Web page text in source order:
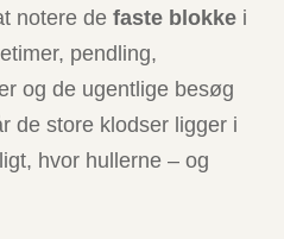
notere de faste blokke i
pendling,
og de ugentlige besøg
de store klodser ligger i
hvor hullerne – og